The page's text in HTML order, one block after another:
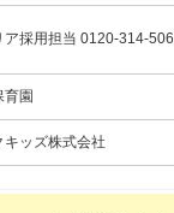
ア採用担当 0120-314-506
育園
キッズ株式会社